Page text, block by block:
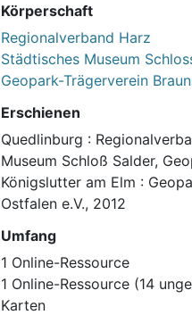
Körperschaft
Regionalverband Harz
Städtisches Museum
Geopark-Trägerverein
Erschienen
Quedlinburg :
Museum Schloß Salder,
Königslutter am Elm :
Ostfalen e.V., 2012
Umfang
1 Online-Ressource
1 Online-Ressource (14
Karten